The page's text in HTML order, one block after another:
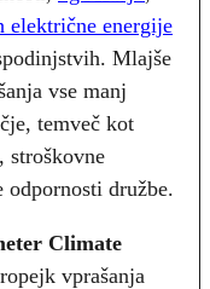
električne energije
Mlajše
vse manj
temveč kot
stroškovne
družbe.
Climate
vprašanja